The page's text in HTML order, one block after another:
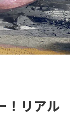
！リアル